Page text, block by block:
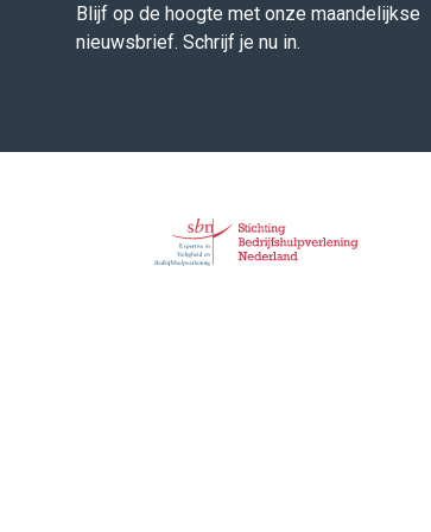
Blijf op de hoogte met onze maandelijkse
nieuwsbrief. Schrijf je nu in.